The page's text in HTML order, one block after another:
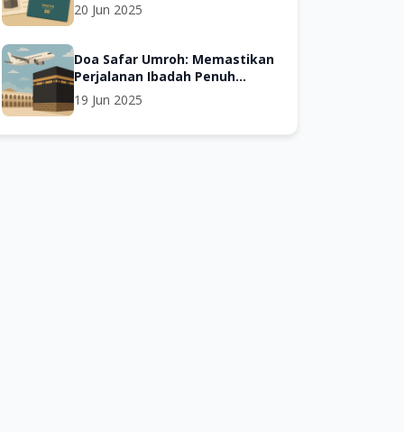
20 Jun 2025
Doa Safar Umroh: Memastikan
Perjalanan Ibadah Penuh
Berkah
19 Jun 2025